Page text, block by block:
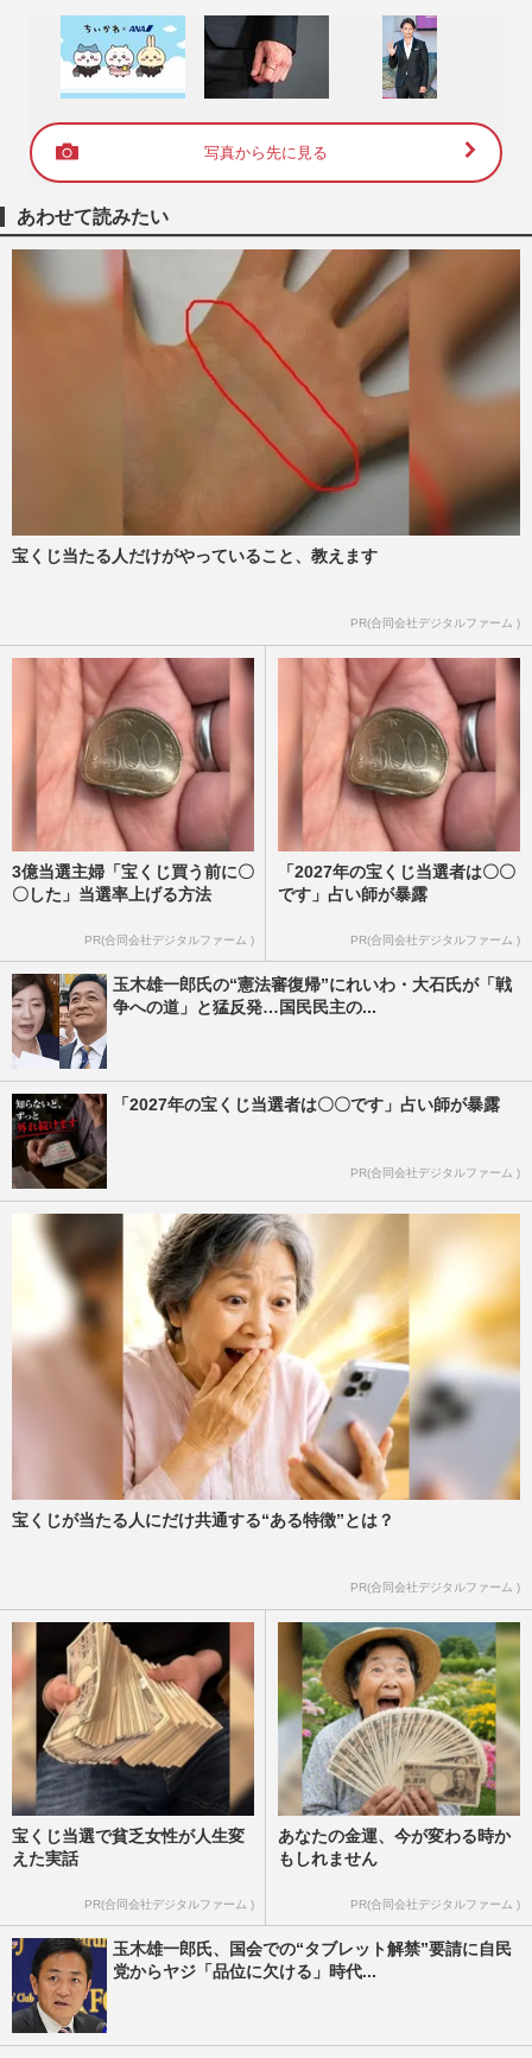
写真から先に見る
あわせて読みたい
宝くじ当たる人だけがやっていること、教えます
PR(合同会社デジタルファーム )
3億当選主婦「宝くじ買う前に〇
〇した」当選率上げる方法
PR(合同会社デジタルファーム )
「2027年の宝くじ当選者は〇〇
です」占い師が暴露
PR(合同会社デジタルファーム )
玉木雄一郎氏の“憲法審復帰”にれいわ・大石氏が「戦
争への道」と猛反発…国民民主の...
「2027年の宝くじ当選者は〇〇です」占い師が暴露
PR(合同会社デジタルファーム )
宝くじが当たる人にだけ共通する“ある特徴”とは？
PR(合同会社デジタルファーム )
宝くじ当選で貧乏女性が人生変
えた実話
PR(合同会社デジタルファーム )
あなたの金運、今が変わる時か
もしれません
PR(合同会社デジタルファーム )
玉木雄一郎氏、国会での“タブレット解禁”要請に自民
党からヤジ「品位に欠ける」時代...